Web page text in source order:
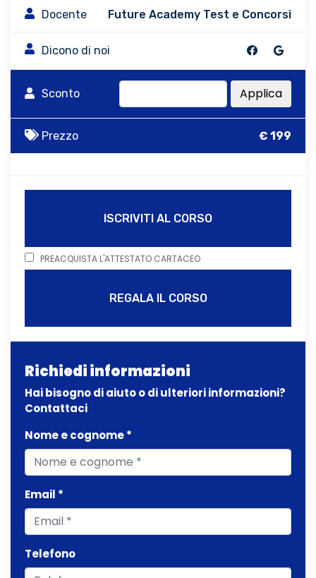
Docente Future Academy Test e Concorsi
Dicono di noi
Sconto Applica
Prezzo € 199
ISCRIVITI AL CORSO
PREACQUISTA L'ATTESTATO CARTACEO
REGALA IL CORSO
Richiedi informazioni
Hai bisogno di aiuto o di ulteriori informazioni?
Contattaci
Nome e cognome *
Email *
Telefono